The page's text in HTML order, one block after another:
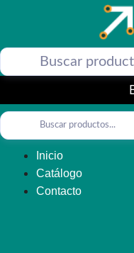
Inicio
Catálogo
Contacto